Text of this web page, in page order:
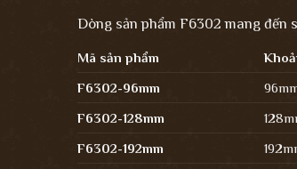
Dòng sản phẩm F6302 mang
Mã sản phẩm
F6302-96mm
F6302-128mm
F6302-192mm